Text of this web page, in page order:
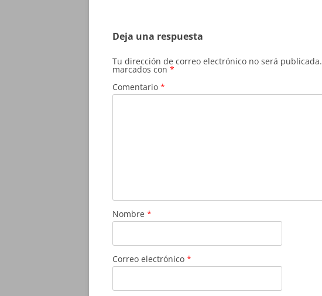
Deja una respuesta
Tu dirección de correo electrónico no será publicada.
marcados con *
Comentario *
Nombre *
Correo electrónico *